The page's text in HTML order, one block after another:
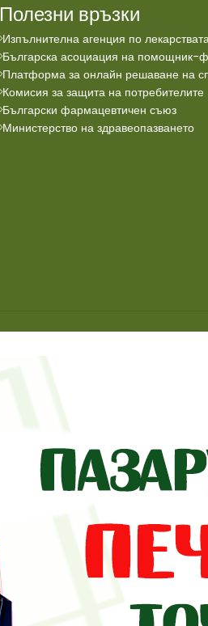
Полезни връзки
Изпълнителна агенция по
Българска асоциация на помощник-
Платформа за онлайн решаване на
Комисия за защита на потребителите
Български фармацевтичен съюз
Министерство на здравеопазването